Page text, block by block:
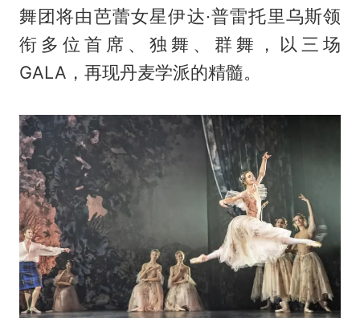
舞团将由芭蕾女星伊达·普雷托里乌斯领
衔多位首席、独舞、群舞，以三场
GALA，再现丹麦学派的精髓。